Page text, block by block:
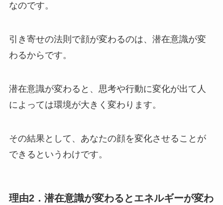
なのです。
引き寄せの法則で顔が変わるのは、潜在意識が変
わるからです。
潜在意識が変わると、思考や行動に変化が出て人
によっては環境が大きく変わります。
その結果として、あなたの顔を変化させることが
できるというわけです。
理由2．潜在意識が変わるとエネルギーが変わ